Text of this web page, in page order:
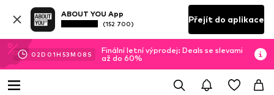
ABOUT YOU App
(152 700) Přejít do aplikace
02D 01H 53M 07 S
Finální letní výprodej: Deals se slevami
až do 60%